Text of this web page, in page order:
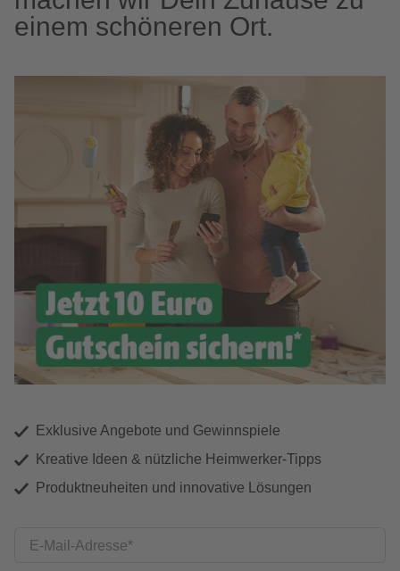
einem schöneren Ort.
Exklusive Angebote und Gewinnspiele
Kreative Ideen & nützliche Heimwerker-Tipps
Produktneuheiten und innovative Lösungen
E-Mail-Adresse